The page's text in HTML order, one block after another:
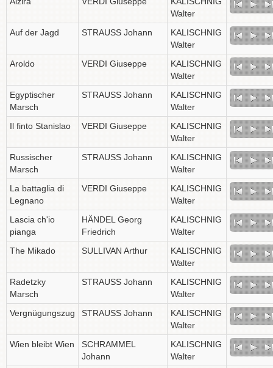
Walter
Auf der Jagd
STRAUSS Johann
KALISCHNIG
Walter
Aroldo
VERDI Giuseppe
KALISCHNIG
Walter
Egyptischer
Marsch
STRAUSS Johann
KALISCHNIG
Walter
Il finto Stanislao
VERDI Giuseppe
KALISCHNIG
Walter
Russischer
Marsch
STRAUSS Johann
KALISCHNIG
Walter
La battaglia di
Legnano
VERDI Giuseppe
KALISCHNIG
Walter
Lascia ch'io
pianga
HÄNDEL Georg
Friedrich
KALISCHNIG
Walter
The Mikado
SULLIVAN Arthur
KALISCHNIG
Walter
Radetzky
Marsch
STRAUSS Johann
KALISCHNIG
Walter
Vergnügungszug
STRAUSS Johann
KALISCHNIG
Walter
Wien bleibt Wien
SCHRAMMEL
Johann
KALISCHNIG
Walter